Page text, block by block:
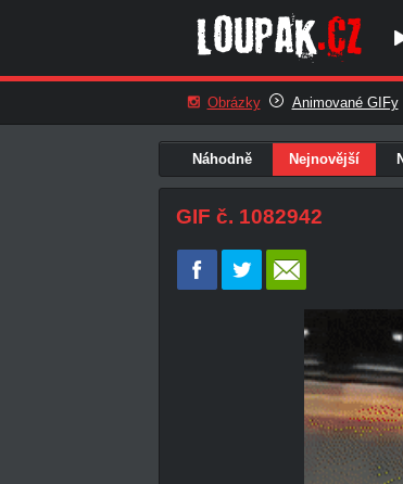
Obrázky Animované GIFy
Náhodně Nejnovější
GIF č. 1082942